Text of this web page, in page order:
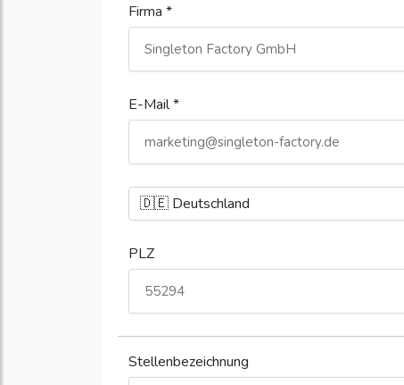
Firma *
E-Mail *
PLZ
Stellenbezeichnung